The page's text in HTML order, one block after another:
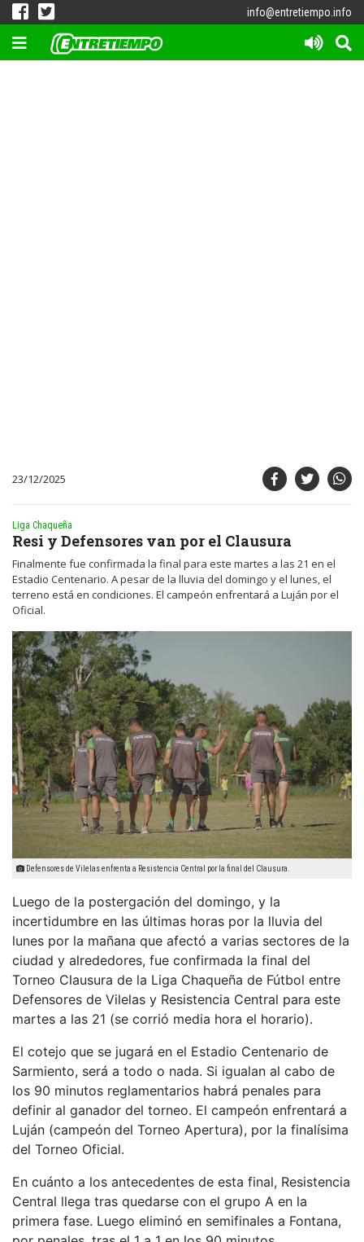
info@entretiempo.info
23/12/2025
Liga Chaqueña
Resi y Defensores van por el Clausura
Finalmente fue confirmada la final para este martes a las 21 en el
Estadio Centenario. A pesar de la lluvia del domingo y el lunes, el
terreno está en condiciones. El campeón enfrentará a Luján por el
Oficial.
Defensores de Vilelas enfrenta a Resistencia Central por la final del Clausura.
Luego de la postergación del domingo, y la
incertidumbre en las últimas horas por la lluvia del
lunes por la mañana que afectó a varias sectores de la
ciudad y alrededores, fue confirmada la final del
Torneo Clausura de la Liga Chaqueña de Fútbol entre
Defensores de Vilelas y Resistencia Central para este
martes a las 21 (se corrió media hora el horario).
El cotejo que se jugará en el Estadio Centenario de
Sarmiento, será a todo o nada. Si igualan al cabo de
los 90 minutos reglamentarios habrá penales para
definir al ganador del torneo. El campeón enfrentará a
Luján (campeón del Torneo Apertura), por la finalísima
del Torneo Oficial.
En cuánto a los antecedentes de esta final, Resistencia
Central llega tras quedarse con el grupo A en la
primera fase. Luego eliminó en semifinales a Fontana,